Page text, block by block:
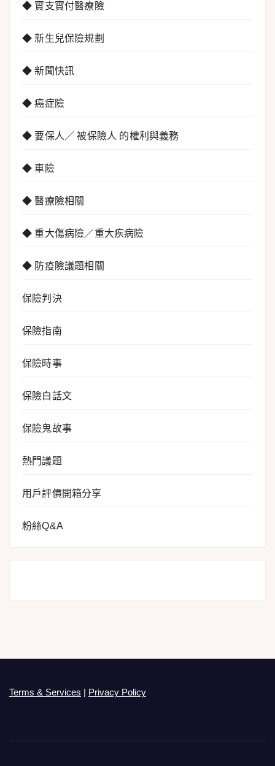
◆ 實支實付醫療險
◆ 新生兒保險規劃
◆ 新聞快訊
◆ 癌症險
◆ 要保人／ 被保險人 的權利與義務
◆ 車險
◆ 醫療險相關
◆ 重大傷病險／重大疾病險
◆ 防疫險議題相關
保險判決
保險指南
保險時事
保險白話文
保險鬼故事
熱門議題
用戶評價開箱分享
粉絲Q&A
Terms & Services | Privacy Policy